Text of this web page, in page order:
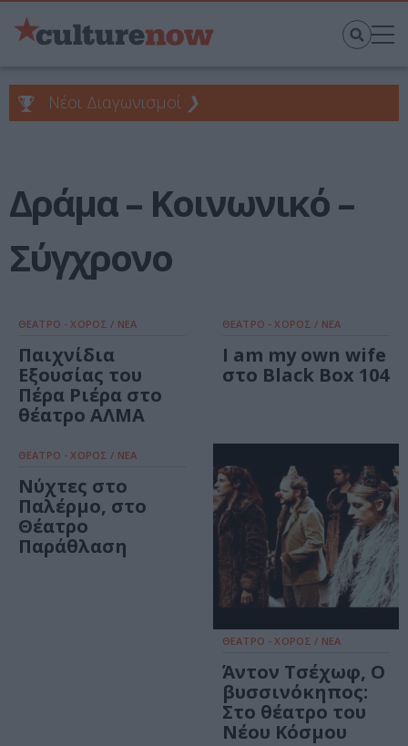
Νέοι Διαγωνισμοί ❯
Δράμα – Κοινωνικό –
Σύγχρονο
ΘΕΑΤΡΟ - ΧΟΡΟΣ / ΝΕΑ
Παιχνίδια
Εξουσίας του
Πέρα Pιέρα στο
θέατρο ΑΛΜΑ
ΘΕΑΤΡΟ - ΧΟΡΟΣ / ΝΕΑ
I am my own wife
στο Black Box 104
ΘΕΑΤΡΟ - ΧΟΡΟΣ / ΝΕΑ
Νύχτες στο
Παλέρμο, στο
Θέατρο
Παράθλαση
ΘΕΑΤΡΟ - ΧΟΡΟΣ / ΝΕΑ
Άντον Τσέχωφ, Ο
βυσσινόκηπος:
Στο θέατρο του
Νέου Κόσμου